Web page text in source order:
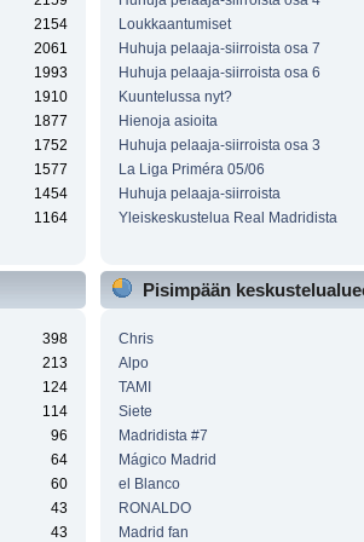
2154
2061
1993
1910
1877
1752
1577
1454
1164
Loukkaantumiset
Huhuja pelaaja-siirroista osa 7
Huhuja pelaaja-siirroista osa 6
Kuuntelussa nyt?
Hienoja asioita
Huhuja pelaaja-siirroista osa 3
La Liga Priméra 05/06
Huhuja pelaaja-siirroista
Yleiskeskustelua Real Madridista
398
213
124
114
96
64
60
43
43
Pisimpään
Chris
Alpo
TAMI
Siete
Madridista #7
Mágico Madrid
el Blanco
RONALDO
Madrid fan